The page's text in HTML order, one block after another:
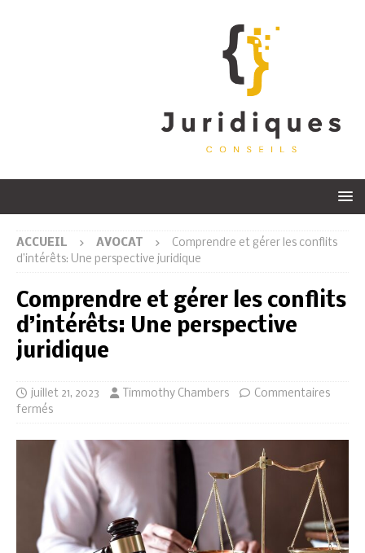
ACCUEIL AVOCAT
Comprendre et gérer les conflits
d’intérêts: Une perspective juridique
Comprendre et gérer les conflits
d’intérêts: Une perspective
juridique
juillet 21, 2023 Timmothy Chambers
Commentaires
fermés